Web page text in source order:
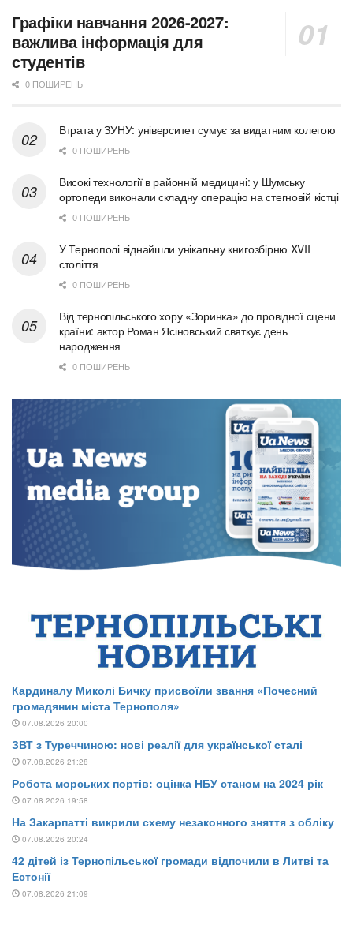
Графіки навчання 2026-2027:
важлива інформація для
студентів
0 ПОШИРЕНЬ
Втрата у ЗУНУ: університет сумує за видатним колегою
0 ПОШИРЕНЬ
Високі технології в районній медицині: у Шумську
ортопеди виконали складну операцію на стегновій кістці
0 ПОШИРЕНЬ
У Тернополі віднайшли унікальну книгозбірню XVII
століття
0 ПОШИРЕНЬ
Від тернопільського хору «Зоринка» до провідної сцени
країни: актор Роман Ясіновський святкує день
народження
0 ПОШИРЕНЬ